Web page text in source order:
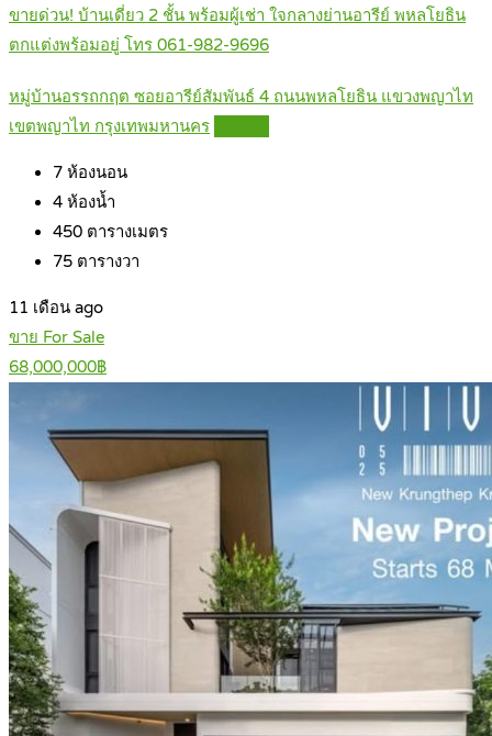
ขายด่วน! บ้านเดี่ยว 2 ชั้น พร้อมผู้เช่า ใจกลางย่านอารีย์ พหลโยธิน
ตกแต่งพร้อมอยู่ โทร 061-982-9696
หมู่บ้านอรรถกฤต ซอยอารีย์สัมพันธ์ 4 ถนนพหลโยธิน แขวงพญาไท
เขตพญาไท กรุงเทพมหานคร
7 ห้องนอน
4 ห้องน้ำ
450 ตารางเมตร
75 ตารางวา
11 เดือน ago
ขาย For Sale
68,000,000฿